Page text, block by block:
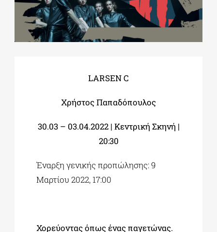
ΔΙΔΑΚΤΟΡΙΚΑ
ΧΩΡΟΙ ΤΕΧΝΗΣ
LARSEN C
Χρήστος Παπαδόπουλος
30.03 – 03.04.2022 | Κεντρική Σκηνή |
20:30
Έναρξη γενικής προπώλησης: 9
Μαρτίου 2022, 17:00
Χορεύοντας όπως ένας παγετώνας.